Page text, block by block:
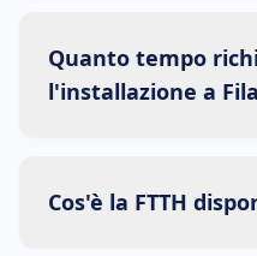
Quanto tempo
l'installazione a
Cos'è la FTTH